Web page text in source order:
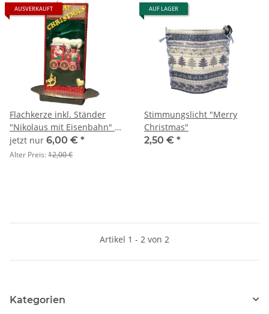
AUSVERKAUFT
Flachkerze inkl. Ständer
"Nikolaus mit Eisenbahn" zu
Weihnachten
jetzt nur 6,00 € *
Alter Preis:12,00 €
AUF LAGER
Stimmungslicht "Merry
Christmas"
2,50 € *
Artikel 1 - 2 von 2
Kategorien